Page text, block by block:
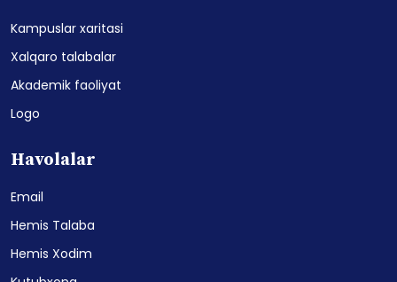
Kampuslar xaritasi
Xalqaro talabalar
Akademik faoliyat
Logo
Havolalar
Email
Hemis Talaba
Hemis Xodim